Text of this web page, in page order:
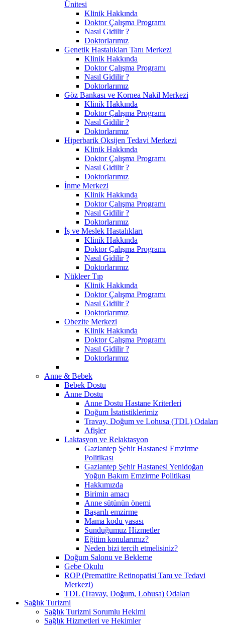
Ünitesi
Klinik Hakkında
Doktor Çalışma Programı
Nasıl Gidilir ?
Doktorlarımız
Genetik Hastalıkları Tanı Merkezi
Klinik Hakkında
Doktor Çalışma Programı
Nasıl Gidilir ?
Doktorlarımız
Göz Bankası ve Kornea Nakil Merkezi
Klinik Hakkında
Doktor Çalışma Programı
Nasıl Gidilir ?
Doktorlarımız
Hiperbarik Oksijen Tedavi Merkezi
Klinik Hakkında
Doktor Çalışma Programı
Nasıl Gidilir ?
Doktorlarımız
İnme Merkezi
Klinik Hakkında
Doktor Çalışma Programı
Nasıl Gidilir ?
Doktorlarımız
İş ve Meslek Hastalıkları
Klinik Hakkında
Doktor Çalışma Programı
Nasıl Gidilir ?
Doktorlarımız
Nükleer Tıp
Klinik Hakkında
Doktor Çalışma Programı
Nasıl Gidilir ?
Doktorlarımız
Obezite Merkezi
Klinik Hakkında
Doktor Çalışma Programı
Nasıl Gidilir ?
Doktorlarımız
Anne & Bebek
Bebek Dostu
Anne Dostu
Anne Dostu Hastane Kriterleri
Doğum İstatistiklerimiz
Travay, Doğum ve Lohusa (TDL) Odaları
Afişler
Laktasyon ve Relaktasyon
Gaziantep Şehir Hastanesi Emzirme
Politikası
Gaziantep Şehir Hastanesi Yenidoğan
Yoğun Bakım Emzirme Politikası
Hakkımızda
Birimin amacı
Anne sütünün önemi
Başarılı emzirme
Mama kodu yasası
Sunduğumuz Hizmetler
Eğitim konularımız?
Neden bizi tercih etmelisiniz?
Doğum Salonu ve Bekleme
Gebe Okulu
ROP (Prematüre Retinopatisi Tanı ve Tedavi
Merkezi)
TDL (Travay, Doğum, Lohusa) Odaları
Sağlık Turizmi
Sağlık Turizmi Sorumlu Hekimi
Sağlık Hizmetleri ve Hekimler